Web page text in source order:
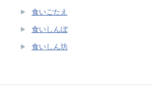
食いごたえ
食いしんぼ
食いしん坊